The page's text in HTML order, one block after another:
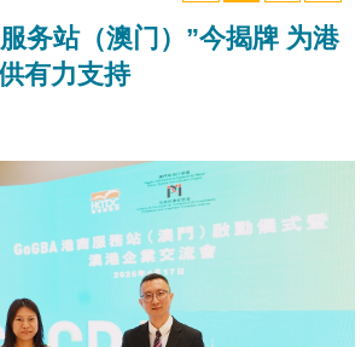
务站（澳门）”今揭牌 为港
有力支持